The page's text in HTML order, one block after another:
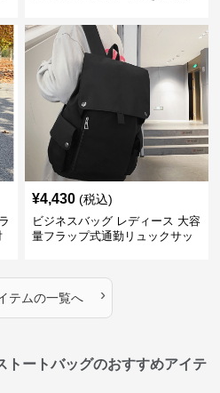
¥4,430 (税込)
ビジネスバッグ レディース 大容
量フラップ式通勤リュックサッ
テムの一覧へ ›
トートバッグのおすすめアイテ